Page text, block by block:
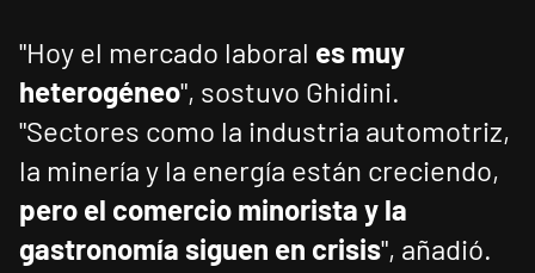
"Hoy el mercado laboral es muy
heterogéneo", sostuvo Ghidini.
"Sectores como la industria automotriz,
la minería y la energía están creciendo,
pero el comercio minorista y la
gastronomía siguen en crisis", añadió.